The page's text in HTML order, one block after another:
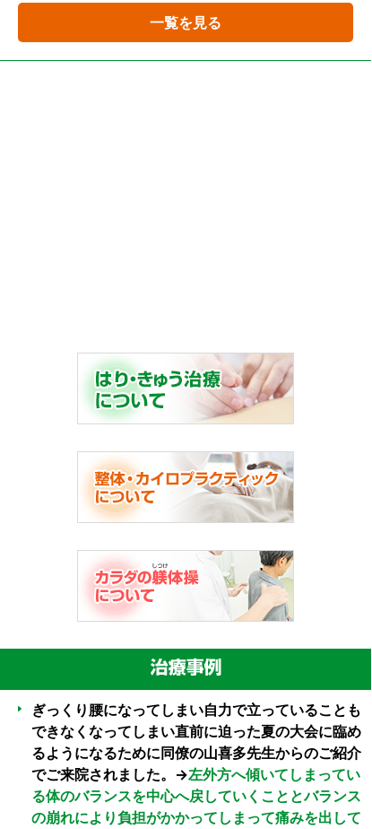
一覧を見る
ぎっくり腰になってしまい自力で立っていることも
できなくなってしまい直前に迫った夏の大会に臨め
るようになるために同僚の山喜多先生からのご紹介
でご来院されました。→左外方へ傾いてしまってい
る体のバランスを中心へ戻していくこととバランス
の崩れにより負担がかかってしまって痛みを出して